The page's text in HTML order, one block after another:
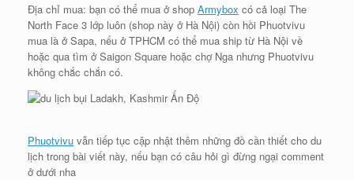
Địa chỉ mua: bạn có thể mua ở shop Armybox có cả loại The
North Face 3 lớp luôn (shop này ở Hà Nội) còn hồi Phuotvivu
mua là ở Sapa, nếu ở TPHCM có thể mua ship từ Hà Nội về
hoặc qua tìm ở Saigon Square hoặc chợ Nga nhưng Phuotvivu
không chắc chắn có.
Phuotvivu vẫn tiếp tục cập nhật thêm những đồ cần thiết cho du
lịch trong bài viết này, nếu bạn có câu hỏi gì đừng ngại comment
ở dưới nha